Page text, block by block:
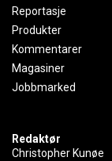
Reportasje
Produkter
Kommentarer
Magasiner
Jobbmarked
Redaktør
Christopher Kunøe